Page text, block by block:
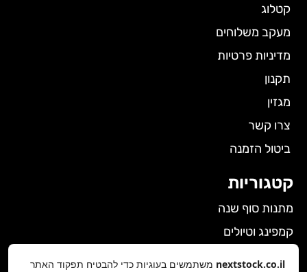
קטלוג
מעקב משלוחים
מדיניות פרטיות
תקנון
מגזין
צרו קשר
ביטול הזמנה
קטגוריות
מתנות סוף שנה
קמפינג וטיולים
nextstock.co.il משתמשים בעוגיות כדי להבטיח תפקוד האתר